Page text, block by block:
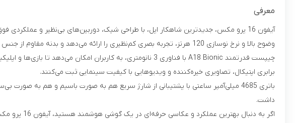
معرفی
وضوح بالا و نرخ نوسازی 120 هرتز، تجربه بصری کم‌نظیری را ارائه می‌دهد و بدنه‌ مقاوم از جنس شیشه و تیتانیوم، زیبایی و دوام را در کنار هم به ارمغان می‌آورد.
برابری اپتیکال، تصاویری خیره‌کننده و ویدیوهایی با کیفیت سینمایی ثبت می‌کنند.
داشت.
اگر به